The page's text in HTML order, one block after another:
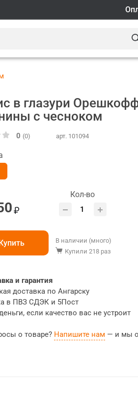
в глазури
с чесноком
0 (0) арт. 101094
Кол-во
В наличии (много)
Купили 218 раз
и гарантия
доставка по Ангарску
в ПВЗ СДЭК и 5Пост
если качество вас не устроит
о товаре? Напишите нам — и мы